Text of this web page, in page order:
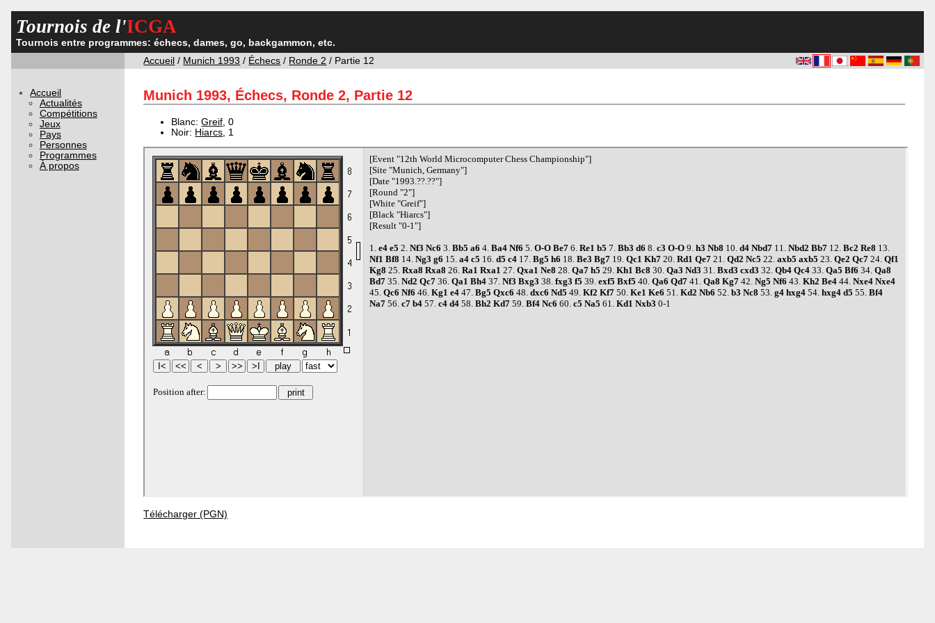
Tournois de l'ICGA
Tournois entre programmes: échecs, dames, go, backgammon, etc.
Accueil / Munich 1993 / Échecs / Ronde 2 / Partie 12
Accueil
Actualités
Compétitions
Jeux
Pays
Personnes
Programmes
À propos
Munich 1993, Échecs, Ronde 2, Partie 12
Blanc:Greif , 0
Noir: Hiarcs , 1
Télécharger (PGN)